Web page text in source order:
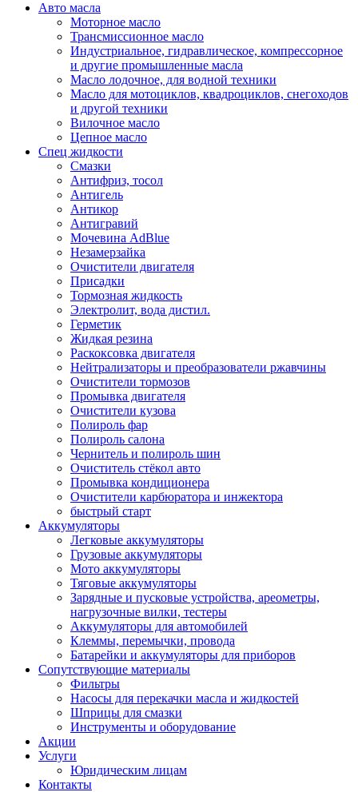
Авто масла
Моторное масло
Трансмиссионное масло
Индустриальное, гидравлическое, компрессорное
и другие промышленные масла
Масло лодочное, для водной техники
Масло для мотоциклов, квадроциклов, снегоходов
и другой техники
Вилочное масло
Цепное масло
Спец жидкости
Смазки
Антифриз, тосол
Антигель
Антикор
Антигравий
Мочевина AdBlue
Незамерзайка
Очистители двигателя
Присадки
Тормозная жидкость
Электролит, вода дистил.
Герметик
Жидкая резина
Раскоксовка двигателя
Нейтрализаторы и преобразователи ржавчины
Очистители тормозов
Промывка двигателя
Очистители кузова
Полироль фар
Полироль салона
Чернитель и полироль шин
Очиститель стёкол авто
Промывка кондиционера
Очистители карбюратора и инжектора
быстрый старт
Аккумуляторы
Легковые аккумуляторы
Грузовые аккумуляторы
Мото аккумуляторы
Тяговые аккумуляторы
Зарядные и пусковые устройства, ареометры,
нагрузочные вилки, тестеры
Аккумуляторы для автомобилей
Клеммы, перемычки, провода
Батарейки и аккумуляторы для приборов
Сопутствующие материалы
Фильтры
Насосы для перекачки масла и жидкостей
Шприцы для смазки
Инструменты и оборудование
Акции
Услуги
Юридическим лицам
Контакты